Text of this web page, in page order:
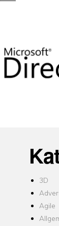
3D
Agile